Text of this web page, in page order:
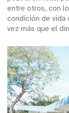
entre otros, con
condición de vida
vez más que el